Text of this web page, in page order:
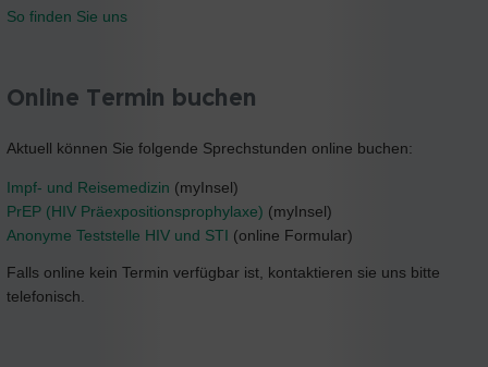
So finden Sie uns
Online Termin buchen
Aktuell können Sie folgende Sprechstunden online buchen:
Impf- und Reisemedizin (myInsel)
PrEP (HIV Präexpositionsprophylaxe) (myInsel)
Anonyme Teststelle HIV und STI (online Formular)
Falls online kein Termin verfügbar ist, kontaktieren sie uns bitte
telefonisch.